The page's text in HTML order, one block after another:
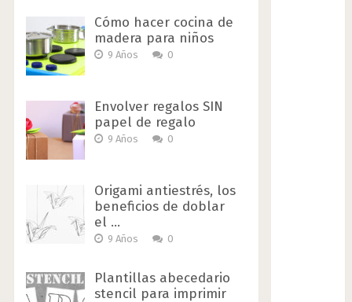
Cómo hacer cocina de
madera para niños
9 Años 0
Envolver regalos SIN
papel de regalo
9 Años 0
Origami antiestrés, los
beneficios de doblar
el …
9 Años 0
Plantillas abecedario
stencil para imprimir